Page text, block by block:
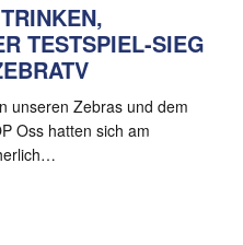
TESTSPIEL-SIEG
unseren Zebras und dem
Oss hatten sich am